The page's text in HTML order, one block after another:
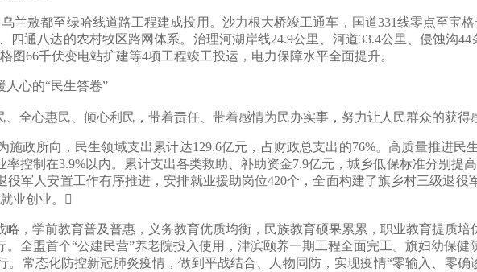
敖都至绿哈线道路工程建成投用。沙力根大桥竣工通车，国道331线零点至宝
四通八达的农村牧区路网体系。治理河湖岸线24.9公里、河道33.4公里、侵蚀沟
图66千伏变电站扩建等4项工程竣工投运，电力保障水平全面提升。
心的“民生答卷”
心惠民、倾心利民，带着责任、带着感情为民办实事，努力让人民群众的获得
所向，民生领域支出累计达129.6亿元，占财政总支出的76%。高质量推进民
控制在3.9%以内。累计支出各类救助、补助资金7.9亿元，城乡低保标准分别提
军人安置工作有序推进，安排就业援助岗位420个，全面构建了旗乡村三级退
业创业。
学前教育普及普惠，义务教育优质均衡，民族教育硕果累累，职业教育提质培
全盟首个“公建民营”养老院投入使用，津滨颐养一期工程全面完工。旗妇幼保
常态化防控新冠肺炎疫情，做到平战结合、人物同防，实现疫情“零输入、零